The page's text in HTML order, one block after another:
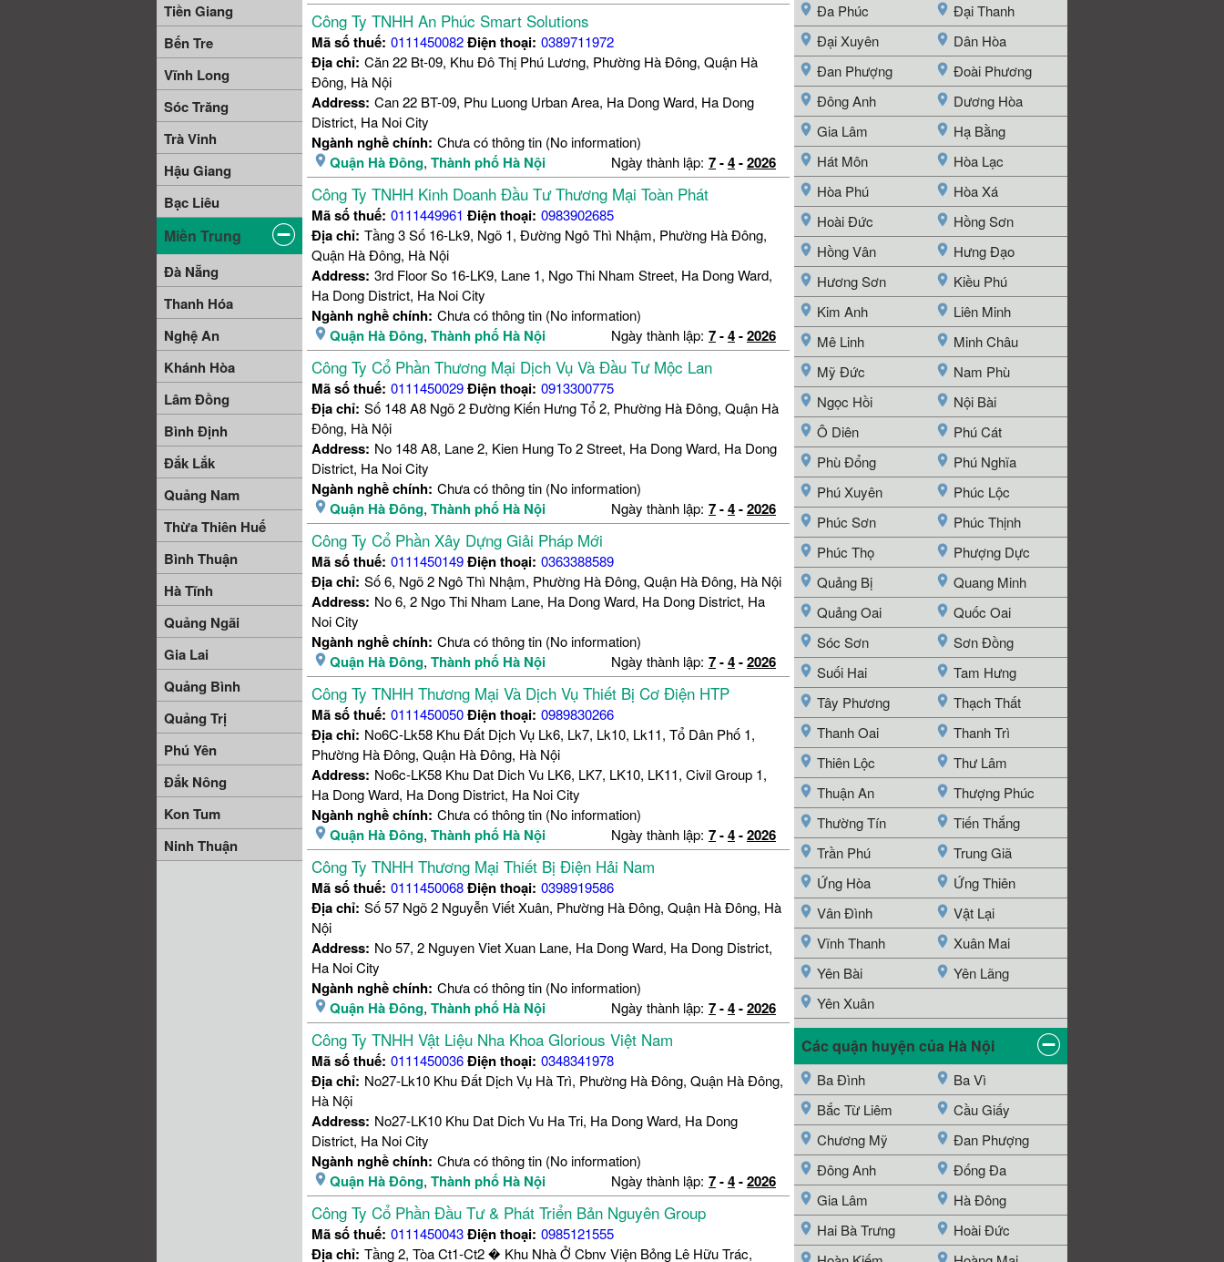
Tiền Giang
Bến Tre
Vĩnh Long
Sóc Trăng
Trà Vinh
Hậu Giang
Bạc Liêu
Miền Trung
Đà Nẵng
Thanh Hóa
Nghệ An
Khánh Hòa
Lâm Đồng
Bình Định
Đắk Lắk
Quảng Nam
Thừa Thiên Huế
Bình Thuận
Hà Tĩnh
Quảng Ngãi
Gia Lai
Quảng Bình
Quảng Trị
Phú Yên
Đắk Nông
Kon Tum
Ninh Thuận
Công Ty TNHH An Phúc Smart Solutions
Mã số thuế: 0111450082Điện thoại: 0389711972
Địa chỉ: Căn 22 Bt-09, Khu Đô Thị Phú Lương, Phường Hà Đông, Quận Hà
Đông, Hà Nội
Address: Can 22 BT-09, Phu Luong Urban Area, Ha Dong Ward, Ha Dong
District, Ha Noi City
Ngành nghề chính: Chưa có thông tin (No information)
Quận Hà Đông, Thành phố Hà Nội Ngày thành lập: 7-4-2026
Công Ty TNHH Kinh Doanh Đầu Tư Thương Mại Toàn Phát
Mã số thuế: 0111449961 Điện thoại: 0983902685
Địa chỉ: Tầng 3 Số 16-Lk9, Ngõ 1, Đường Ngô Thì Nhậm, Phường Hà Đông,
Quận Hà Đông, Hà Nội
Address: 3rd Floor So 16-LK9, Lane 1, Ngo Thi Nham Street, Ha Dong Ward,
Ha Dong District, Ha Noi City
Ngành nghề chính: Chưa có thông tin (No information)
Quận Hà Đông, Thành phố Hà Nội Ngày thành lập: 7-4-2026
Công Ty Cổ Phần Thương Mại Dịch Vụ Và Đầu Tư Mộc Lan
Mã số thuế: 0111450029Điện thoại: 0913300775
Địa chỉ: Số 148 A8 Ngõ 2 Đường Kiến Hưng Tổ 2, Phường Hà Đông, Quận Hà
Đông, Hà Nội
Address: No 148 A8, Lane 2, Kien Hung To 2 Street, Ha Dong Ward, Ha Dong
District, Ha Noi City
Ngành nghề chính: Chưa có thông tin (No information)
Quận Hà Đông, Thành phố Hà Nội Ngày thành lập: 7-4-2026
Công Ty Cổ Phần Xây Dựng Giải Pháp Mới
Mã số thuế: 0111450149Điện thoại: 0363388589
Địa chỉ: Số 6, Ngõ 2 Ngô Thì Nhậm, Phường Hà Đông, Quận Hà Đông, Hà Nội
Address: No 6, 2 Ngo Thi Nham Lane, Ha Dong Ward, Ha Dong District, Ha
Noi City
Ngành nghề chính: Chưa có thông tin (No information)
Quận Hà Đông, Thành phố Hà Nội Ngày thành lập: 7-4-2026
Công Ty TNHH Thương Mại Và Dịch Vụ Thiết Bị Cơ Điện HTP
Mã số thuế: 0111450050Điện thoại: 0989830266
Địa chỉ: No6C-Lk58 Khu Đất Dịch Vụ Lk6, Lk7, Lk10, Lk11, Tổ Dân Phố 1,
Phường Hà Đông, Quận Hà Đông, Hà Nội
Address: No6c-LK58 Khu Dat Dich Vu LK6, LK7, LK10, LK11, Civil Group 1,
Ha Dong Ward, Ha Dong District, Ha Noi City
Ngành nghề chính: Chưa có thông tin (No information)
Quận Hà Đông, Thành phố Hà Nội Ngày thành lập: 7-4-2026
Công Ty TNHH Thương Mại Thiết Bị Điện Hải Nam
Mã số thuế: 0111450068Điện thoại: 0398919586
Địa chỉ: Số 57 Ngõ 2 Nguyễn Viết Xuân, Phường Hà Đông, Quận Hà Đông, Hà
Nội
Address: No 57, 2 Nguyen Viet Xuan Lane, Ha Dong Ward, Ha Dong District,
Ha Noi City
Ngành nghề chính: Chưa có thông tin (No information)
Quận Hà Đông, Thành phố Hà Nội Ngày thành lập: 7-4-2026
Công Ty TNHH Vật Liệu Nha Khoa Glorious Việt Nam
Mã số thuế: 0111450036Điện thoại: 0348341978
Địa chỉ: No27-Lk10 Khu Đất Dịch Vụ Hà Trì, Phường Hà Đông, Quận Hà Đông,
Hà Nội
Address: No27-LK10 Khu Dat Dich Vu Ha Tri, Ha Dong Ward, Ha Dong
District, Ha Noi City
Ngành nghề chính: Chưa có thông tin (No information)
Quận Hà Đông, Thành phố Hà Nội Ngày thành lập: 7-4-2026
Công Ty Cổ Phần Đầu Tư & Phát Triển Bản Nguyên Group
Mã số thuế: 0111450043Điện thoại: 0985121555
Địa chỉ: Tầng 2, Tòa Ct1-Ct2 � Khu Nhà Ở Cbnv Viện Bỏng Lê Hữu Trác,
Đa Phúc
Đại Thanh
Đại Xuyên
Dân Hòa
Đan Phượng
Đoài Phương
Đông Anh
Dương Hòa
Gia Lâm
Hạ Bằng
Hát Môn
Hòa Lạc
Hòa Phú
Hòa Xá
Hoài Đức
Hồng Sơn
Hồng Vân
Hưng Đạo
Hương Sơn
Kiều Phú
Kim Anh
Liên Minh
Mê Linh
Minh Châu
Mỹ Đức
Nam Phù
Ngọc Hồi
Nội Bài
Ô Diên
Phú Cát
Phù Đổng
Phú Nghĩa
Phú Xuyên
Phúc Lộc
Phúc Sơn
Phúc Thịnh
Phúc Thọ
Phượng Dực
Quảng Bị
Quang Minh
Quảng Oai
Quốc Oai
Sóc Sơn
Sơn Đồng
Suối Hai
Tam Hưng
Tây Phương
Thạch Thất
Thanh Oai
Thanh Trì
Thiên Lộc
Thư Lâm
Thuận An
Thượng Phúc
Thường Tín
Tiến Thắng
Trần Phú
Trung Giã
Ứng Hòa
Ứng Thiên
Vân Đình
Vật Lại
Vĩnh Thanh
Xuân Mai
Yên Bài
Yên Lãng
Yên Xuân
Các quận huyện của Hà Nội
Ba Đình
Ba Vì
Bắc Từ Liêm
Cầu Giấy
Chương Mỹ
Đan Phượng
Đông Anh
Đống Đa
Gia Lâm
Hà Đông
Hai Bà Trưng
Hoài Đức